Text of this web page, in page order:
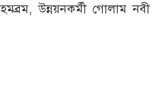
উন্নয়নকর্মী গোলাম নবী